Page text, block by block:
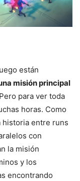
están
misión principal
Pero para ver toda
horas. Como
historia entre runs
con
la misión
y los
encontrando